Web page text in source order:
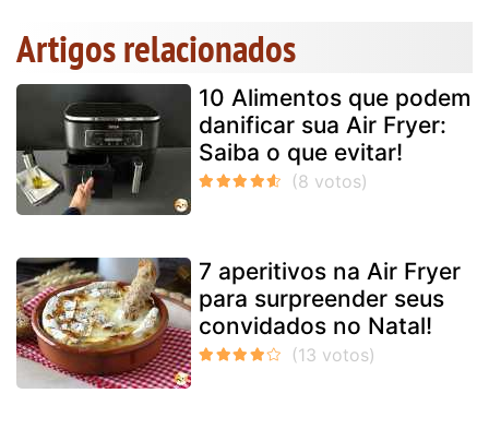
Artigos relacionados
10 Alimentos que podem
danificar sua Air Fryer:
Saiba o que evitar!
7 aperitivos na Air Fryer
para surpreender seus
convidados no Natal!